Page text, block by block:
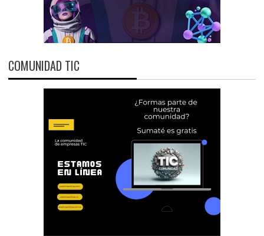
COMUNIDAD TIC